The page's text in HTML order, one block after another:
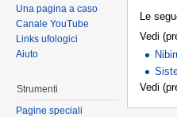
Le
Vedi
Vedi
Una pagina a caso
Canale YouTube
Links ufologici
Aiuto
Strumenti
Pagine speciali